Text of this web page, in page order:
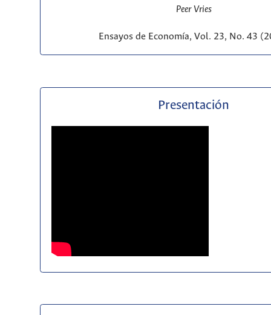
Peer Vries
Ensayos de Economía, Vol. 23, No. 43
Presentación